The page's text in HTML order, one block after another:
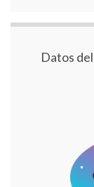
Datos